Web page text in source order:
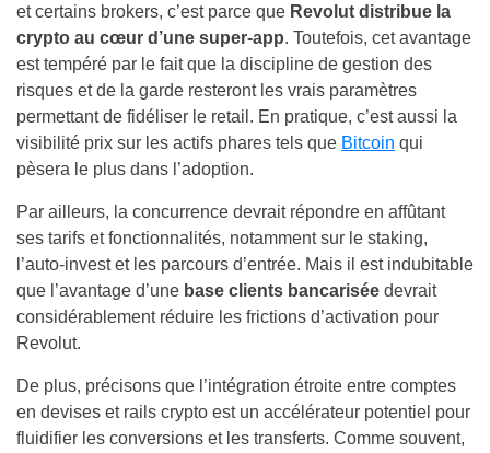
et certains brokers, c’est parce que Revolut distribue la
crypto au cœur d’une super-app. Toutefois, cet avantage
est tempéré par le fait que la discipline de gestion des
risques et de la garde resteront les vrais paramètres
permettant de fidéliser le retail. En pratique, c’est aussi la
visibilité prix sur les actifs phares tels que Bitcoin qui
pèsera le plus dans l’adoption.
Par ailleurs, la concurrence devrait répondre en affûtant
ses tarifs et fonctionnalités, notamment sur le staking,
l’auto-invest et les parcours d’entrée. Mais il est indubitable
que l’avantage d’une base clients bancarisée devrait
considérablement réduire les frictions d’activation pour
Revolut.
De plus, précisons que l’intégration étroite entre comptes
en devises et rails crypto est un accélérateur potentiel pour
fluidifier les conversions et les transferts. Comme souvent,